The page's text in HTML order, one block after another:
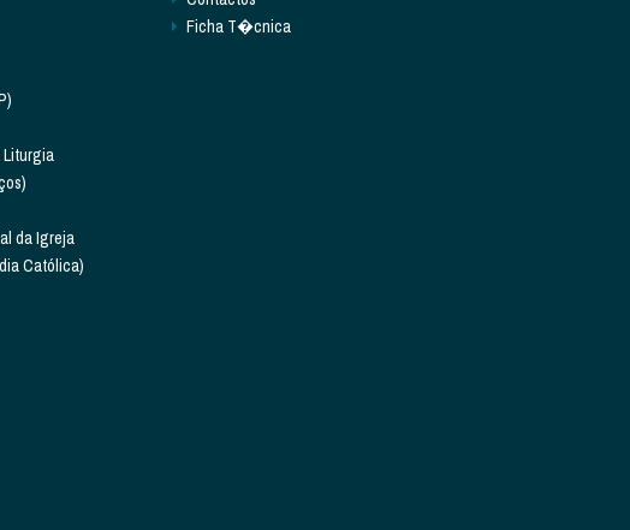
Liturgia
da Igreja
Católica)
Ficha T�cnica